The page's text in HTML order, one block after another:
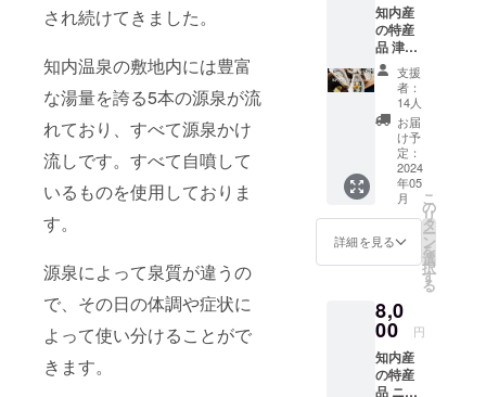
され続けてきました。
知内温泉の敷地内には豊富
な湯量を誇る5本の源泉が流
れており、すべて源泉かけ
流しです。すべて自噴して
いるものを使用しておりま
す。
源泉によって泉質が違うの
で、その日の体調や症状に
よって使い分けることがで
きます。
知内産
の特産
品 津軽
海峡で
育った
牡蠣を
直送い
たしま
す！ 好
評につ
き牡蠣
だけの
リター
ンを 追
加いた
しま
送指定
日等詳
細を備
考欄に
記載し
支援
者：
14人
お届
け予
定：
2024
年05
月
詳細を見る
こ
の
リ
タ
ー
ン
を
選
択
す
る
8,0
00 円
知内産
の特産
品 ニラ